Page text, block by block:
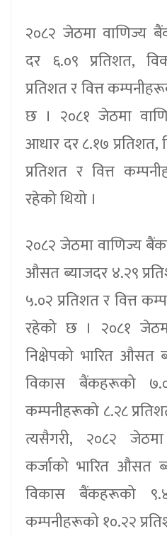
२०८२ जेठमा
दर ६.०९ प्रतिशत,
प्रतिशत र वित्त
छ । २०८१ जेठमा
आधार दर ८.१७
प्रतिशत र वित्त
रहेको थियो ।
२०८२ जेठमा वाणिज्य
औसत ब्याजदर ४.२९
५.०२ प्रतिशत र वित्त
रहेको छ । २०८१
निक्षेपको भारित औसत
विकास बैंकहरूको
कम्पनीहरूको ८.२८
त्यसैगरी, २०८२
कर्जाको भारित औसत
विकास बैंकहरूको
कम्पनीहरूको १०.२२